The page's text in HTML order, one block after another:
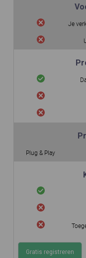
Je
Plug & Play
Gratis registreren